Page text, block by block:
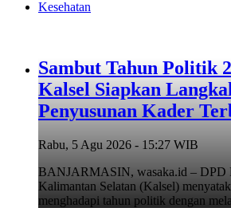
Kesehatan
Sambut Tahun Politik
Kalsel Siapkan
Penyusunan Kader
Rabu, 5 Agu 2026 - 15:27 WIB
BANJARMASIN, wasaka.id – DPD
Kalimantan Selatan (Kalsel)
menghadapi tahun politik dengan